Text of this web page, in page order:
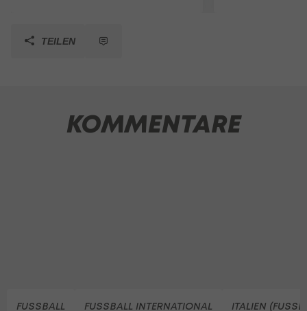
TEILEN
KOMMENTARE
FUSSBALL FUSSBALL INTERNATIONAL ITALIEN